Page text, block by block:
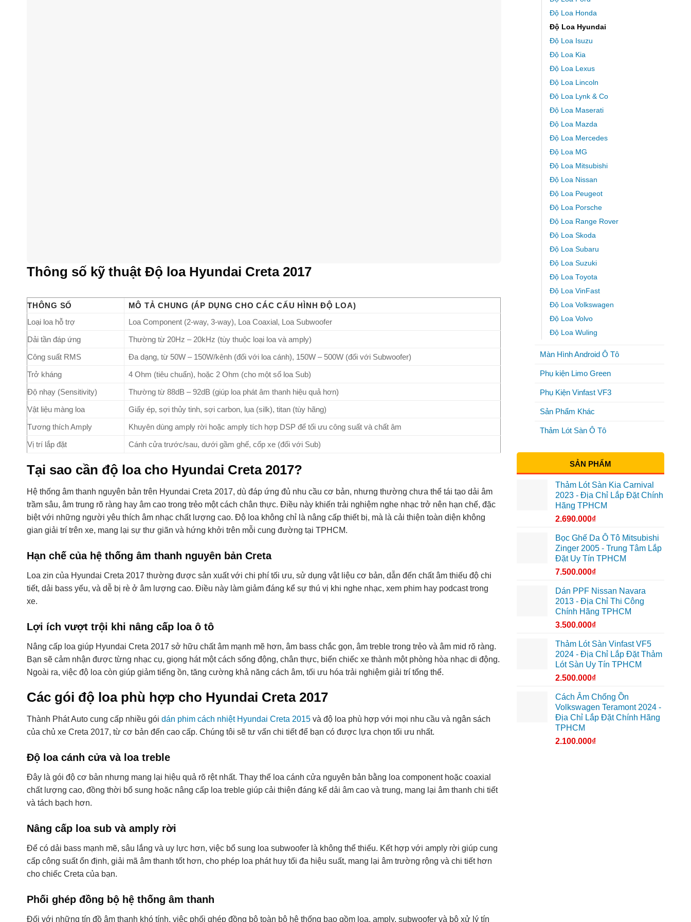
Thông số kỹ thuật Độ loa Hyundai Creta 2017
THÔNG SỐ
MÔ TẢ CHUNG (ÁP DỤNG CHO CÁC CẤU HÌNH ĐỘ LOA)
Loại loa hỗ trợ
Loa Component (2-way, 3-way), Loa Coaxial, Loa Subwoofer
Dải tần đáp ứng
Thường từ 20Hz – 20kHz (tùy thuộc loại loa và amply)
Công suất RMS
Đa dạng, từ 50W – 150W/kênh (đối với loa cánh), 150W – 500W (đối với Subwoofer)
Trở kháng
4 Ohm (tiêu chuẩn), hoặc 2 Ohm (cho một số loa Sub)
Độ nhạy (Sensitivity)
Thường từ 88dB – 92dB (giúp loa phát âm thanh hiệu quả hơn)
Vật liệu màng loa
Giấy ép, sợi thủy tinh, sợi carbon, lụa (silk), titan (tùy hãng)
Tương thích Amply
Khuyên dùng amply rời hoặc amply tích hợp DSP để tối ưu công suất và chất âm
Vị trí lắp đặt
Cánh cửa trước/sau, dưới gầm ghế, cốp xe (đối với Sub)
Tại sao cần độ loa cho Hyundai Creta 2017?
Hệ thống âm thanh nguyên bản trên Hyundai Creta 2017, dù đáp ứng đủ nhu cầu cơ bản, nhưng thường chưa thể tái tạo dải âm
trầm sâu, âm trung rõ ràng hay âm cao trong trẻo một cách chân thực. Điều này khiến trải nghiệm nghe nhạc trở nên hạn chế, đặc
biệt với những người yêu thích âm nhạc chất lượng cao. Độ loa không chỉ là nâng cấp thiết bị, mà là cải thiện toàn diện không
gian giải trí trên xe, mang lại sự thư giãn và hứng khởi trên mỗi cung đường tại TPHCM.
Hạn chế của hệ thống âm thanh nguyên bản Creta
Loa zin của Hyundai Creta 2017 thường được sản xuất với chi phí tối ưu, sử dụng vật liệu cơ bản, dẫn đến chất âm thiếu độ chi
tiết, dải bass yếu, và dễ bị rè ở âm lượng cao. Điều này làm giảm đáng kể sự thú vị khi nghe nhạc, xem phim hay podcast trong
xe.
Lợi ích vượt trội khi nâng cấp loa ô tô
Nâng cấp loa giúp Hyundai Creta 2017 sở hữu chất âm mạnh mẽ hơn, âm bass chắc gọn, âm treble trong trẻo và âm mid rõ ràng.
Bạn sẽ cảm nhận được từng nhạc cụ, giọng hát một cách sống động, chân thực, biến chiếc xe thành một phòng hòa nhạc di động.
Ngoài ra, việc độ loa còn giúp giảm tiếng ồn, tăng cường khả năng cách âm, tối ưu hóa trải nghiệm giải trí tổng thể.
Các gói độ loa phù hợp cho Hyundai Creta 2017
Thành Phát Auto cung cấp nhiều gói dán phim cách nhiệt Hyundai Creta 2015 và độ loa phù hợp với mọi nhu cầu và ngân sách
của chủ xe Creta 2017, từ cơ bản đến cao cấp. Chúng tôi sẽ tư vấn chi tiết để bạn có được lựa chọn tối ưu nhất.
Độ loa cánh cửa và loa treble
Đây là gói độ cơ bản nhưng mang lại hiệu quả rõ rệt nhất. Thay thế loa cánh cửa nguyên bản bằng loa component hoặc coaxial
chất lượng cao, đồng thời bổ sung hoặc nâng cấp loa treble giúp cải thiện đáng kể dải âm cao và trung, mang lại âm thanh chi tiết
và tách bạch hơn.
Nâng cấp loa sub và amply rời
Để có dải bass mạnh mẽ, sâu lắng và uy lực hơn, việc bổ sung loa subwoofer là không thể thiếu. Kết hợp với amply rời giúp cung
cấp công suất ổn định, giải mã âm thanh tốt hơn, cho phép loa phát huy tối đa hiệu suất, mang lại âm trường rộng và chi tiết hơn
cho chiếc Creta của bạn.
Phối ghép đồng bộ hệ thống âm thanh
Đối với những tín đồ âm thanh khó tính, việc phối ghép đồng bộ toàn bộ hệ thống bao gồm loa, amply, subwoofer và bộ xử lý tín
Độ Loa Honda
Độ Loa Hyundai
Độ Loa Isuzu
Độ Loa Kia
Độ Loa Lexus
Độ Loa Lincoln
Độ Loa Lynk & Co
Độ Loa Maserati
Độ Loa Mazda
Độ Loa Mercedes
Độ Loa MG
Độ Loa Mitsubishi
Độ Loa Nissan
Độ Loa Peugeot
Độ Loa Porsche
Độ Loa Range Rover
Độ Loa Skoda
Độ Loa Subaru
Độ Loa Suzuki
Độ Loa Toyota
Độ Loa VinFast
Độ Loa Volkswagen
Độ Loa Volvo
Độ Loa Wuling
Màn Hình Android Ô Tô
Phụ kiện Limo Green
Phụ Kiện Vinfast VF3
Sản Phẩm Khác
Thảm Lót Sàn Ô Tô
SẢN PHẨM
Thảm Lót Sàn Kia Carnival
2023 - Địa Chỉ Lắp Đặt Chính
Hãng TPHCM
2.690.000₫
Bọc Ghế Da Ô Tô Mitsubishi
Zinger 2005 - Trung Tâm Lắp
Đặt Uy Tín TPHCM
7.500.000₫
Dán PPF Nissan Navara
2013 - Địa Chỉ Thi Công
Chính Hãng TPHCM
3.500.000₫
Thảm Lót Sàn Vinfast VF5
2024 - Địa Chỉ Lắp Đặt Thảm
Lót Sàn Uy Tín TPHCM
2.500.000₫
Cách Âm Chống Ồn
Volkswagen Teramont 2024 -
Địa Chỉ Lắp Đặt Chính Hãng
TPHCM
2.100.000₫